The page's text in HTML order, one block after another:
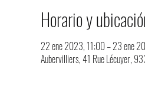
Horario y
22 ene 2023, 11:00 – 23 ene
Aubervilliers, 41 Rue Lécuyer,